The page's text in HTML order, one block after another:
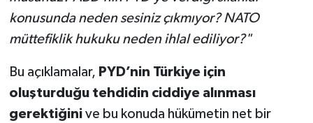
konusunda neden sesiniz çıkmıyor? NATO
müttefiklik hukuku neden ihlal ediliyor?"
Bu açıklamalar, PYD’nin Türkiye için
oluşturduğu tehdidin ciddiye alınması
gerektiğinive bu konuda hükümetin net bir